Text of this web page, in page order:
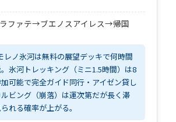
ファテ→ブエノスアイレス→帰国
レノ氷河は無料の展望デッキで何時間
氷河トレッキング（ミニ1.5時間）は8
可能で完全ガイド同行・アイゼン貸し
ビング（崩落）は運次第だが長く滞
れる確率が上がる。